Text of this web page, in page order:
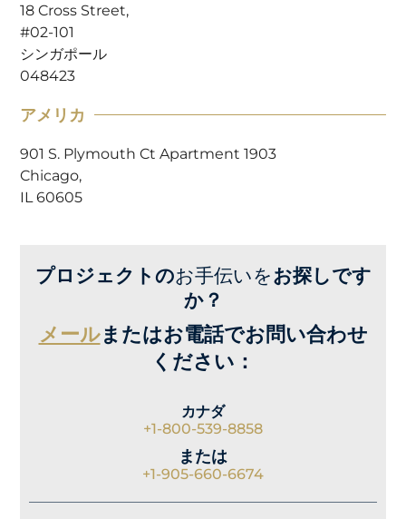
18 Cross Street,
#02-101
シンガポール
048423
アメリカ
901 S. Plymouth Ct Apartment 1903
Chicago,
IL 60605
プロジェクトのお手伝いをお探しです
か？
メールまたはお電話でお問い合わせ
ください：
カナダ
+1-800-539-8858
または
+1-905-660-6674